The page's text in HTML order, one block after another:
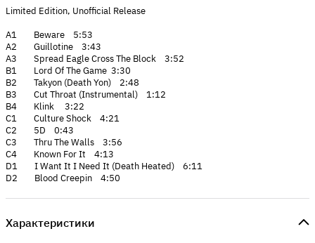
Limited Edition, Unofficial Release
A1 Beware 5:53
A2 Guillotine 3:43
A3 Spread Eagle Cross The Block 3:52
B1 Lord Of The Game 3:30
B2 Takyon (Death Yon) 2:48
B3 Cut Throat (Instrumental) 1:12
B4 Klink 3:22
C1 Culture Shock 4:21
C2 5D 0:43
C3 Thru The Walls 3:56
C4 Known For It 4:13
D1 I Want It I Need It (Death Heated) 6:11
D2 Blood Creepin 4:50
Характеристики